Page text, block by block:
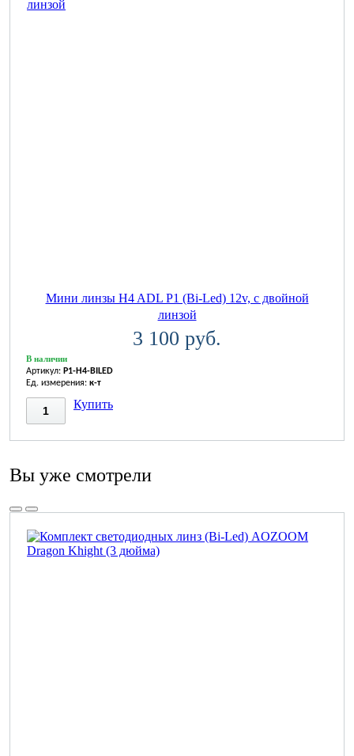
Мини линзы H4 ADL P1 (Bi-Led) 12v, с двойной
линзой
3 100 руб.
В наличии
Артикул: P1-H4-BILED
Ед. измерения: к-т
Купить
Вы уже смотрели